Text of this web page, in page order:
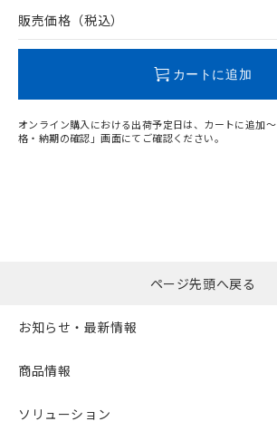
問い合わせください。
販売価格（税込）
カートに追加
オンライン購入における出荷予定日は、カートに追加
格・納期の確認」画面にてご確認ください。
ページ先頭へ戻る
お知らせ・最新情報
商品情報
ソリューション